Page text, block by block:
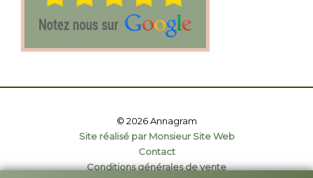
© 2026 Annagram
Site réalisé par Monsieur Site Web
Contact
Conditions générales de vente